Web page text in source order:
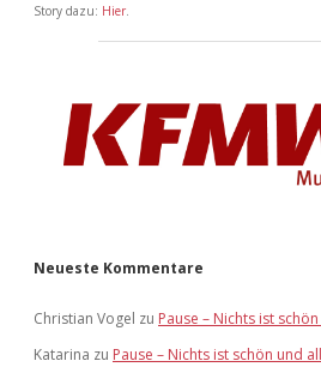
Story dazu: Hier
Neueste Kommentare
Christian Vogel zu Pause – Nichts ist
Katarina zu Pause – Nichts ist schön und